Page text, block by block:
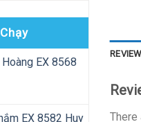
EX 8568
EX 8582 Huy
There